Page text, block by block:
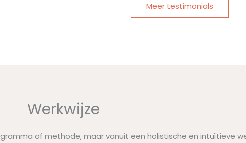
Meer testimonials
Werkwijze
of methode, maar vanuit een holistische en intuïtieve